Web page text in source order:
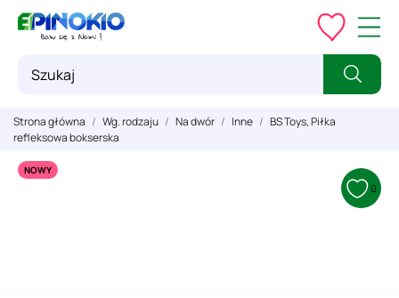
Strona główna Wg. rodzaju Na dwór Inne
BS Toys, Piłka
refleksowa bokserska
NOWY
0